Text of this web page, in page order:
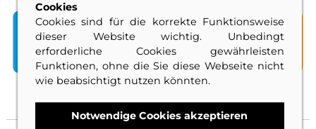
SANITÄR HEIZUNG KLIMA
Cookies
Cookies sind für die korrekte Funktionsweise
dieser Website wichtig. Unbedingt
erforderliche Cookies gewährleisten
Funktionen, ohne die Sie diese Webseite nicht
wie beabsichtigt nutzen könnten.
Notwendige Cookies akzeptieren